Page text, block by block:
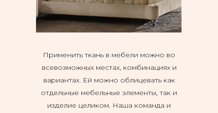
Применить ткань в мебели можно во
всевозможных местах, комбинациях и
вариантах. Ей можно облицевать как
отдельные мебельные элементы, так и
изделие целиком. Наша команда и